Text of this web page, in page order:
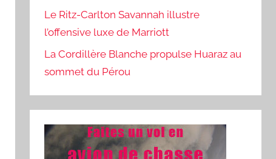
Le Ritz-Carlton Savannah illustre
l’offensive luxe de Marriott
La Cordillère Blanche propulse Huaraz au
sommet du Pérou